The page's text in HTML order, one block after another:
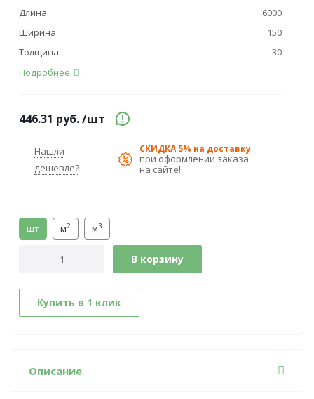
Длина
6000
Ширина
150
Толщина
30
Подробнее
446.31 руб./шт
Нашли
дешевле?
СКИДКА 5% на доставку
при оформлении заказа
на сайте!
шт м2 м3
В корзину
Купить в 1 клик
Описание